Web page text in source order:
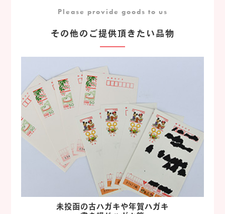
Please provide goods to us
その他のご提供頂きたい品物
未投函の古ハガキや年賀ハガキ